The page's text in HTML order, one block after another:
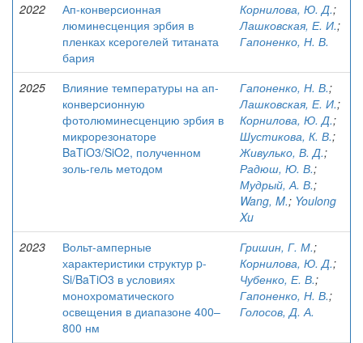
2022
Ап-конверсионная
люминесценция эрбия в
пленках ксерогелей титаната
бария
Корнилова, Ю. Д.;
Лашковская, Е. И.;
Гапоненко, Н. В.
2025
Влияние температуры на ап-
конверсионную
фотолюминесценцию эрбия в
микрорезонаторе
BaTiO3/SiO2, полученном
золь-гель методом
Гапоненко, Н. В.;
Лашковская, Е. И.;
Корнилова, Ю. Д.;
Шустикова, К. В.;
Живулько, В. Д.;
Радюш, Ю. В.;
Мудрый, А. В.;
Wang, M.; Youlong
Xu
2023
Вольт-амперные
характеристики структур p-
Si/BaTiO3 в условиях
монохроматического
освещения в диапазоне 400–
800 нм
Гришин, Г. М.;
Корнилова, Ю. Д.;
Чубенко, Е. В.;
Гапоненко, Н. В.;
Голосов, Д. А.